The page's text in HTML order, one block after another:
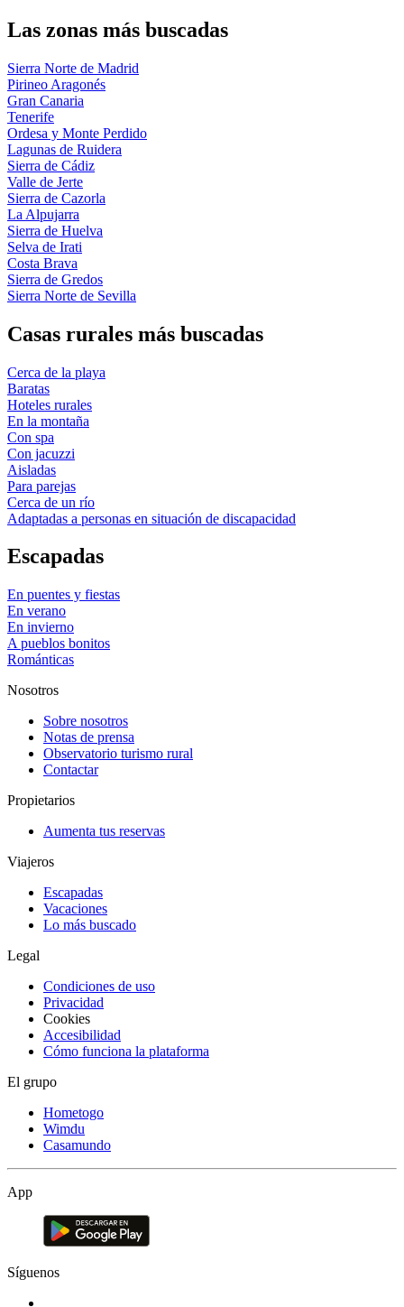
Las zonas más buscadas
Sierra Norte de Madrid
Pirineo Aragonés
Gran Canaria
Tenerife
Ordesa y Monte Perdido
Lagunas de Ruidera
Sierra de Cádiz
Valle de Jerte
Sierra de Cazorla
La Alpujarra
Sierra de Huelva
Selva de Irati
Costa Brava
Sierra de Gredos
Sierra Norte de Sevilla
Casas rurales más buscadas
Cerca de la playa
Baratas
Hoteles rurales
En la montaña
Con spa
Con jacuzzi
Aisladas
Para parejas
Cerca de un río
Adaptadas a personas en situación de discapacidad
Escapadas
En puentes y fiestas
En verano
En invierno
A pueblos bonitos
Románticas
Nosotros
Sobre nosotros
Notas de prensa
Observatorio turismo rural
Contactar
Propietarios
Aumenta tus reservas
Viajeros
Escapadas
Vacaciones
Lo más buscado
Legal
Condiciones de uso
Privacidad
Cookies
Accesibilidad
Cómo funciona la plataforma
El grupo
Hometogo
Wimdu
Casamundo
App
Síguenos